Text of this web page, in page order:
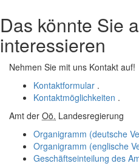
Das könnte Sie
interessieren
Nehmen Sie mit uns Kontakt auf!
Kontaktformular .
Kontaktmöglichkeiten .
Amt der Oö. Landesregierung
Organigramm (deutsche
Organigramm (englische
Geschäftseinteilung des